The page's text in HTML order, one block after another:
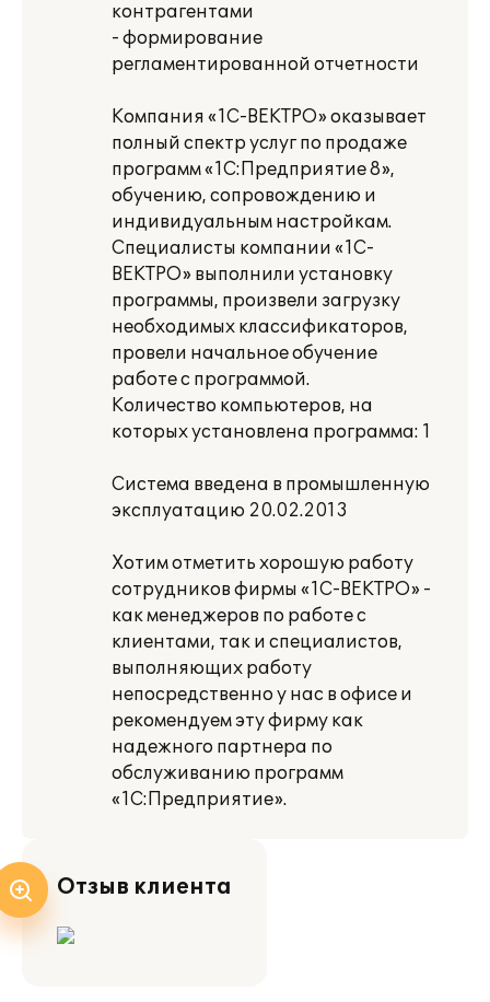
контрагентами
- формирование
регламентированной отчетности
Компания «1С-ВЕКТРО» оказывает
полный спектр услуг по продаже
программ «1С:Предприятие 8»,
обучению, сопровождению и
индивидуальным настройкам.
Специалисты компании «1С-
ВЕКТРО» выполнили установку
программы, произвели загрузку
необходимых классификаторов,
провели начальное обучение
работе с программой.
Количество компьютеров, на
которых установлена программа: 1
Система введена в промышленную
эксплуатацию 20.02.2013
Хотим отметить хорошую работу
сотрудников фирмы «1С-ВЕКТРО» -
как менеджеров по работе с
клиентами, так и специалистов,
выполняющих работу
непосредственно у нас в офисе и
рекомендуем эту фирму как
надежного партнера по
обслуживанию программ
«1С:Предприятие».
Отзыв клиента